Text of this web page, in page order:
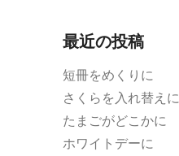
最近の投稿
短冊をめくりに
さくらを入れ替えに
たまごがどこかに
ホワイトデーに